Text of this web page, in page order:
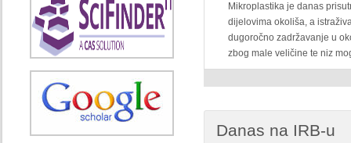
Mikroplastika je danas
dijelovima okoliša, a
dugoročno zadržavanje u
zbog male veličine te niz
Danas na IRB-u